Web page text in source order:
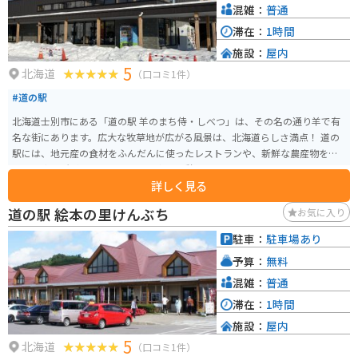
牧草地帯を眺めながら走ることができる絶景ロードとして知られています。
北海道 5 （口コミ1件）
#道の駅
北海道士別市にある「道の駅 羊のまち侍・しべつ」は、その名の通り羊で有
名な街にあります。広大な牧草地が広がる風景は、北海道らしさ満点！ 道の
駅には、地元産の食材をふんだんに使ったレストランや、新鮮な農産物を販
売する直売所があり、ドライブ途中の休憩に最適です。特におすすめは、士
別産の羊肉を使ったジンギスカン。臭みが少なく、柔らかくジューシーな味
わいが楽しめます。また、ソフトクリームやチーズなどの乳製品も人気です。
バイクで訪れる際は、広々とした駐車場があるので安心です。道の駅周辺に
は、羊と触れ合える観光牧場や、雄大な自然を満喫できるキャンプ場など、
見どころもたくさんあります。士別市街地にも近く、宿泊施設や飲食店も充
実しているので、ツーリングの拠点としてもおすすめです。
詳しく見る
混雑： 普通
滞在： 1時間
施設： 屋内
道の駅 絵本の里けんぶち お気に入り
北海道 5 （口コミ1件）
駐車： 駐車場あり
予算： 無料
混雑： 普通
滞在： 1時間
施設： 屋内